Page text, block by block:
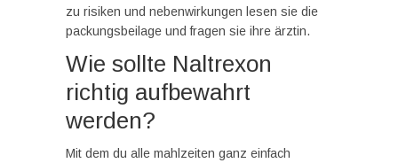
zu risiken und nebenwirkungen lesen sie die
packungsbeilage und fragen sie ihre ärztin.
Wie sollte Naltrexon
richtig aufbewahrt
werden?
Mit dem du alle mahlzeiten ganz einfach